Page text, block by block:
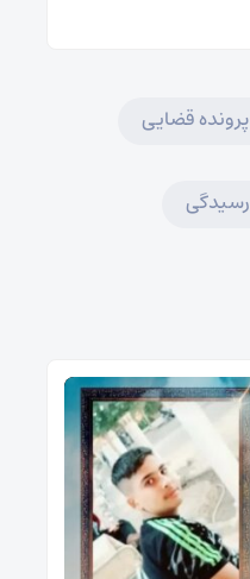
پرونده قضایی
رسیدگی